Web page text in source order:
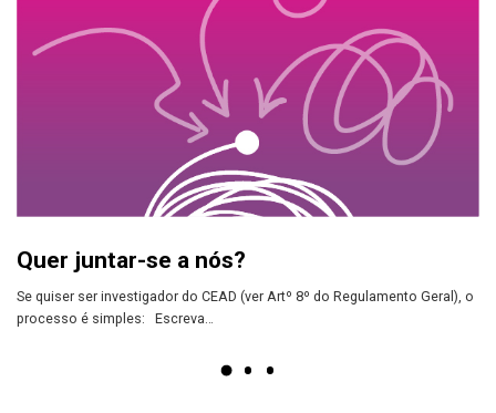
Quer juntar-se a nós?
Se quiser ser investigador do CEAD (ver Artº 8º do Regulamento Geral), o
processo é simples: Escreva…